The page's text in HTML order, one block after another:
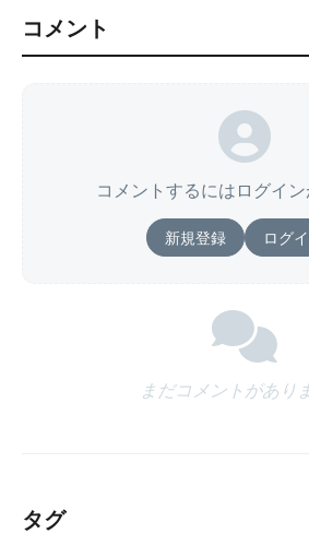
コメント
コメントするにはログイ
新規登録 ログ
まだコメントがあり
タグ